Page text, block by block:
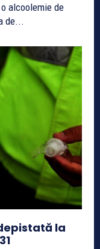
alcoolemie de
La data de...
la